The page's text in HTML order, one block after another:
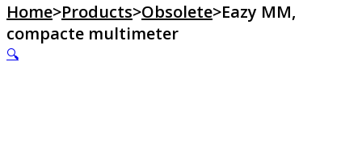
Home>Products>Obsolete>Eazy MM,
compacte multimeter
🔍